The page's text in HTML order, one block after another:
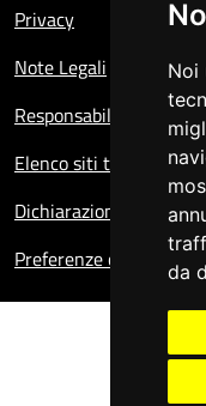
Noi
da
Privacy
Note Legali
Responsabile del sito
Elenco siti tematici
Dichiarazione di
Preferenze cookie